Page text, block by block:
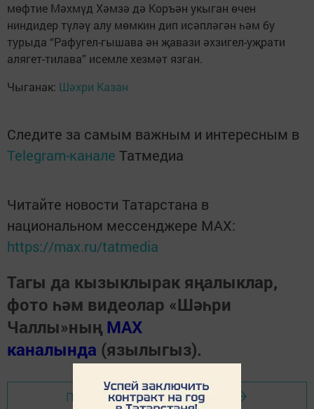
мөфтие Мәхмүд Хәмзә дә Коръән укыган өчен
ниндидер түләү алу мөмкин дип исәпләгән һәм бу
турыда “Рафугел-гышава ән җавази әхзигел-уҗрати
алягет-тилава” исемле хезмәт язган.
Чыганак: Шәхри Казан
Следите за самым важным и интересным в
Telegram-канале Татмедиа
Читайте новости Татарстана в
национальном мессенджере MАХ:
https://max.ru/tatmedia
Тагы да кызыклырак яңалыклар,
фото һәм видеолар «Шәһри
Чаллы»ның MAX
каналында (язылыгыз).
Перейти на страницу новости